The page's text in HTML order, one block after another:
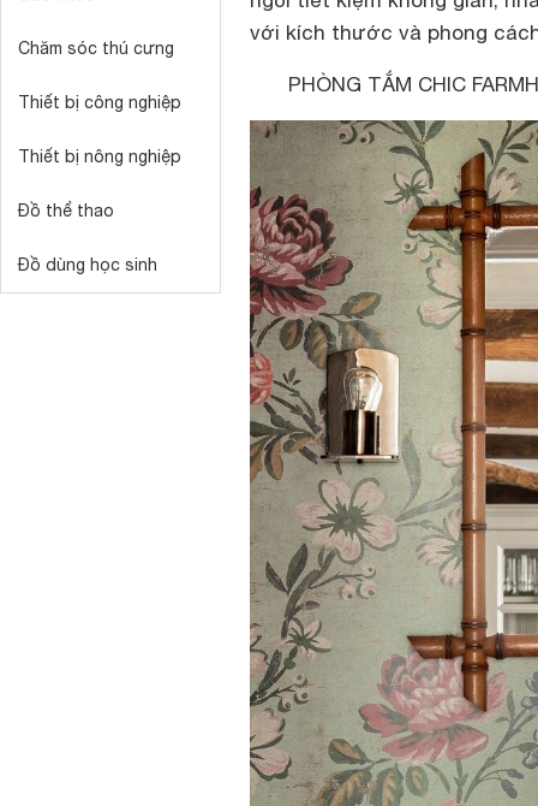
Chăm sóc thú cưng
Thiết bị công nghiệp
Thiết bị nông nghiệp
Đồ thể thao
Đồ dùng học sinh
với kích thước và phong
PHÒNG TẮM CHIC